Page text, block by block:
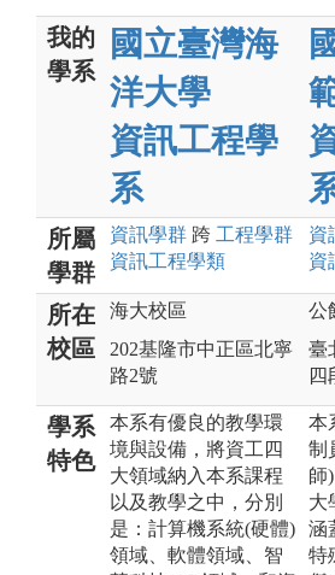
我的
學系
國立臺灣海
洋大學
資訊工程學
系
所屬
學群
資訊學群 跨 工程學群
資訊工程學類
資
資
所在
校區
海大校區
202基隆市中正區北寧
路2號
公
臺
四
學系
特色
本系有優良的教學環
境與設備，將資工四
大領域納入本系課程
以及教學之中，分別
是：計算機系統(硬體)
領域、軟體領域、智
本
制
師
大
涵
特